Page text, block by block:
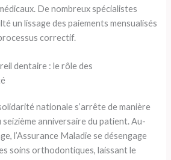
De nombreux spécialistes
un lissage des paiements mensualisés
correctif.
dentaire : le rôle des
nationale s’arrête de manière
anniversaire du patient. Au-
l’Assurance Maladie se désengage
soins orthodontiques, laissant le